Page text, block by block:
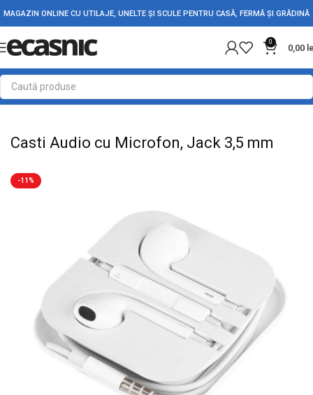
MAGAZIN ONLINE CU UTILAJE, UNELTE ȘI SCULE PENTRU CASĂ, FERMĂ ȘI GRĂDINĂ
0
0,00
Prima pagină Electrice Accesorii PC-Laptop-Telefon
Casti Audio cu Microfon, Jack 3,5 mm
-11%